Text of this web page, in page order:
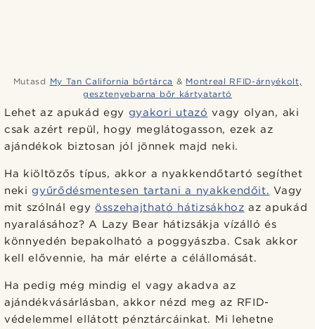
Mutasd My Tan California bőrtárca & Montreal RFID-árnyékolt,
gesztenyebarna bőr kártyatartó
Lehet az apukád egy gyakori utazó vagy olyan, aki
csak azért repül, hogy meglátogasson, ezek az
ajándékok biztosan jól jönnek majd neki.
Ha kiöltözős típus, akkor a nyakkendőtartó segíthet
nekigyűrődésmentesen tartani a nyakkendőit. Vagy
mit szólnál egyösszehajtható hátizsákhoz az apukád
nyaralásához? A Lazy Bear hátizsákja vízálló és
könnyedén bepakolható a poggyászba. Csak akkor
kell elővennie, ha már elérte a célállomását.
Ha pedig még mindig el vagy akadva az
ajándékvásárlásban, akkor nézd meg az RFID-
védelemmel ellátott pénztárcáinkat. Mi lehetne